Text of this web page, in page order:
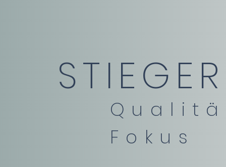
Fokus